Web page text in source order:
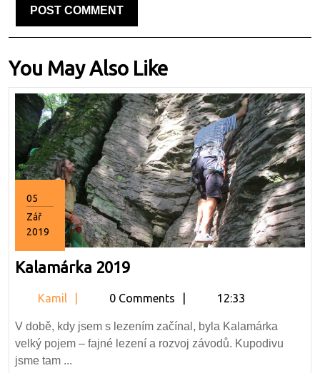
You May Also Like
05
Zář
2019
Kalamárka 2019Kalamárka
Kamil Kamil0 Comments 12:33
V době, kdy jsem s lezením začínal, byla Kalamárka
velký pojem – fajné lezení a rozvoj závodů. Kupodivu
jsme tam ...